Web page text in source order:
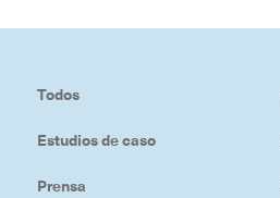
Todos
Estudios de caso
Prensa